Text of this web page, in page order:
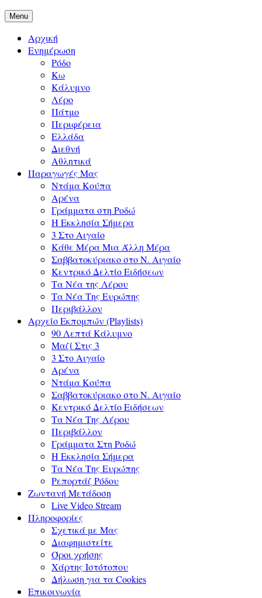
Menu
Αρχική
Ενημέρωση
Ρόδο
Κω
Κάλυμνο
Λέρο
Πάτμο
Περιφέρεια
Ελλάδα
Διεθνή
Αθλητικά
Παραγωγές Μας
Ντάμα Κούπα
Αρένα
Γράμματα στη Ροδώ
Η Εκκλησία Σήμερα
3 Στο Αιγαίο
Κάθε Μέρα Μια Άλλη Μέρα
Σαββατοκύριακο στο Ν. Αιγαίο
Κεντρικό Δελτίο Ειδήσεων
Τα Νέα της Λέρου
Τα Νέα Της Ευρώπης
Περιβάλλον
Αρχείο Εκπομπών (Playlists)
90 Λεπτά Κάλυμνο
Μαζί Στις 3
3 Στο Αιγαίο
Αρένα
Ντάμα Κούπα
Σαββατοκύριακο στο Ν. Αιγαίο
Κεντρικό Δελτίο Ειδήσεων
Τα Νέα Της Λέρου
Περιβάλλον
Γράμματα Στη Ροδώ
Η Εκκλησία Σήμερα
Τα Νέα Της Ευρώπης
Ρεπορτάζ Ρόδου
Ζωντανή Μετάδοση
Live Video Stream
Πληροφορίες
Σχετικά με Μας
Διαφημιστείτε
Όροι χρήσης
Χάρτης Ιστότοπου
Δήλωση για τα Cookies
Επικοινωνία